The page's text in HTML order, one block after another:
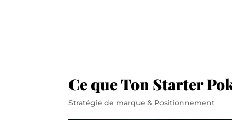
Ce que Ton Starter
Stratégie de marque & Positionnement